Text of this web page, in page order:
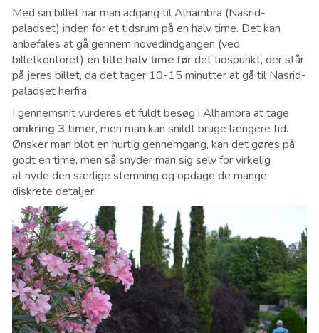
Med sin billet har man adgang til Alhambra (Nasrid-
paladset) inden for et tidsrum på en halv time. Det kan
anbefales at gå gennem hovedindgangen (ved
billetkontoret) en lille halv time førdet tidspunkt, der står
på jeres billet, da det tager 10-15 minutter at gå til Nasrid-
paladset herfra.
I gennemsnit vurderes et fuldt besøg i Alhambra at tage
omkring 3 timer, men man kan snildt bruge længere tid.
Ønsker man blot en hurtig gennemgang, kan det gøres på
godt en time, men så snyder man sig selv for virkelig
atnyde den særlige stemning og opdage de mange
diskrete detaljer.